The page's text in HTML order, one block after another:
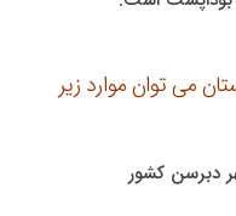
می توان موارد زیر
دبرسن کشور